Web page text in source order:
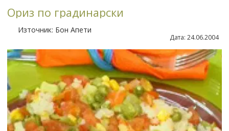
Ориз по градинарски
Източник: Бон Апети
Дата: 24.06.2004